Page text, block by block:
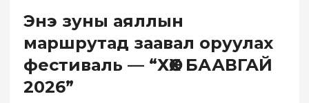
Энэ зуны аяллын
маршрутад заавал оруулах
фестиваль — “ХӨХ БААВГАЙ
2026”